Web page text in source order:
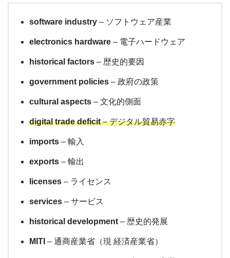
software industry – ソフトウェア産業
electronics hardware – 電子ハードウェア
historical factors – 歴史的要因
government policies – 政府の政策
cultural aspects – 文化的側面
digital trade deficit– デジタル貿易赤字
imports – 輸入
exports – 輸出
licenses – ライセンス
services – サービス
historical development – 歴史的発展
MITI – 通商産業省（現 経済産業省）